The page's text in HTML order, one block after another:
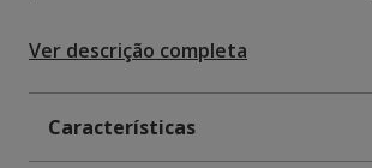
Ver descrição completa
Características